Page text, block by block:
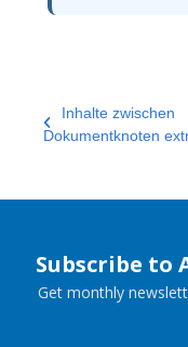
Inhalte zwischen
Dokumentknoten
Subscribe to
Get monthly